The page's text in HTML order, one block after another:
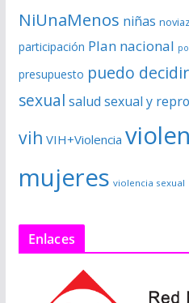
NiUnaMenos niñas
participación Plan nacional
presupuesto puedo decidir
sexual salud sexual y
vih VIH+Violencia
mujeres violencia sexual
Enlaces